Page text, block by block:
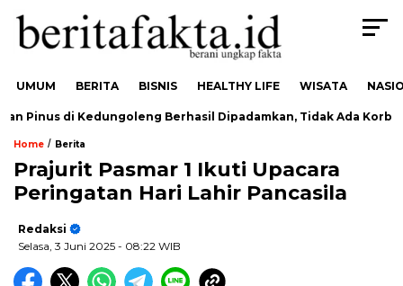
UMUM BERITA BISNIS HEALTHY LIFE WISATA
Pinus di Kedungoleng Berhasil Dipadamkan, Tidak Ada Korban
Home / Berita
Prajurit Pasmar 1 Ikuti Upacara
Peringatan Hari Lahir Pancasila
Redaksi
Selasa, 3 Juni 2025 - 08:22 WIB